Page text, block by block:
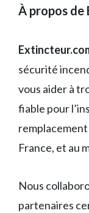
À propos de
sécurité
vous aider à
fiable pour
France, et au
Nous
partenaires